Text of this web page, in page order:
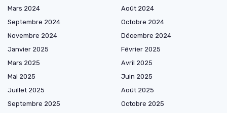
Mars 2024
Août 2024
Septembre 2024
Octobre 2024
Novembre 2024
Décembre 2024
Janvier 2025
Février 2025
Mars 2025
Avril 2025
Mai 2025
Juin 2025
Juillet 2025
Août 2025
Septembre 2025
Octobre 2025